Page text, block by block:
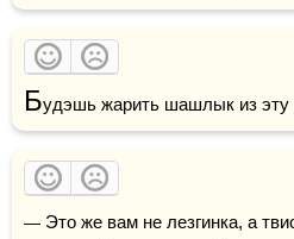
Будэшь жарить шашлык из эту
— Это же вам не лезгинка, а твист. Показываю все